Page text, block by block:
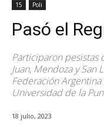
15 Poli
Pasó el
Participaron pesistas
Juan, Mendoza y
Federación Argentina
Universidad de la
18 julio, 2023